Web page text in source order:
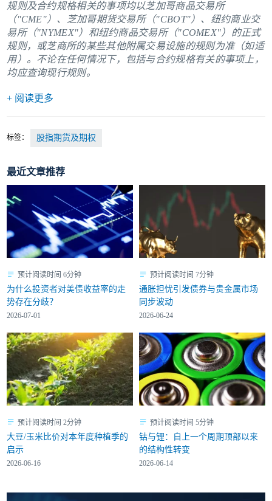
规则及合约规格相关的事项均以芝加哥商品交易所
（"CME"）、芝加哥期货交易所（"CBOT"）、纽约商业交
易所（"NYMEX"）和纽约商品交易所（"COMEX"）的正式
规则，或芝商所的某些其他附属交易设施的规则为准（如适
用）。不论在任何情况下，包括与合约规格有关的事项上，
均应查询现行规则。
+ 阅读更多
标签： 股指期货及期权
最近文章推荐
预计阅读时间 6分钟
为什么投资者对美债收益率的走
势存在分歧？
2026-07-01
预计阅读时间 7分钟
通胀担忧引发债券与贵金属市场
同步波动
2026-06-24
预计阅读时间 2分钟
大豆/玉米比价对本年度种植季的
启示
2026-06-16
预计阅读时间 5分钟
钴与锂：自上一个周期顶部以来
的结构性转变
2026-06-14